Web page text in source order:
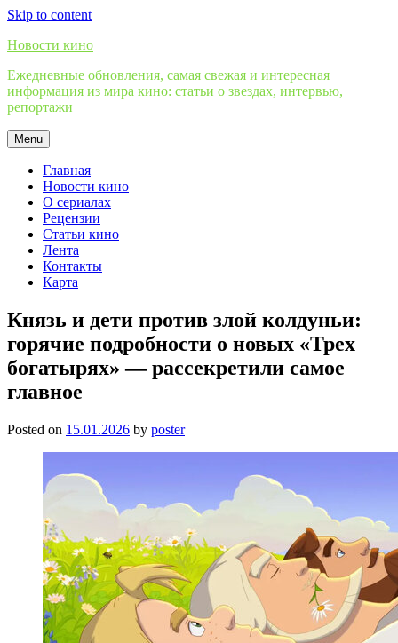
Skip to content
Новости кино
Ежедневные обновления, самая свежая и интересная
информация из мира кино: статьи о звездах, интервью,
репортажи
Menu
Главная
Новости кино
О сериалах
Рецензии
Статьи кино
Лента
Контакты
Карта
Князь и дети против злой колдуньи:
горячие подробности о новых «Трех
богатырях» — рассекретили самое
главное
Posted on 15.01.2026 by poster